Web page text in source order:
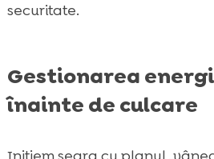
securitate.
Gestionarea
înainte de culcare